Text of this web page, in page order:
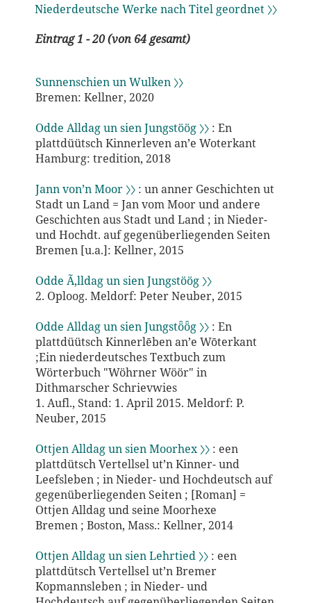
Niederdeutsche Werke nach Titel geordnet 〉〉
Eintrag 1 - 20 (von 64 gesamt)
Sunnenschien un Wulken 〉〉
Bremen: Kellner, 2020
Odde Alldag un sien Jungstöög 〉〉: En
plattdüütsch Kinnerleven an’e Woterkant
Hamburg: tredition, 2018
Jann von’n Moor 〉〉: un anner Geschichten ut
Stadt un Land = Jan vom Moor und andere
Geschichten aus Stadt und Land ; in Nieder-
und Hochdt. auf gegenüberliegenden Seiten
Bremen [u.a.]: Kellner, 2015
Odde Ã‚lldag un sien Jungstöög 〉〉
2. Oploog. Meldorf: Peter Neuber, 2015
Odde Alldag un sien Jungstȫȫg 〉〉: En
plattdüütsch Kinnerlēben an’e Wōterkant
;Ein niederdeutsches Textbuch zum
Wörterbuch "Wöhrner Wöör" in
Dithmarscher Schrievwies
1. Aufl., Stand: 1. April 2015. Meldorf: P.
Neuber, 2015
Ottjen Alldag un sien Moorhex 〉〉: een
plattdütsch Vertellsel ut’n Kinner- und
Leefsleben ; in Nieder- und Hochdeutsch auf
gegenüberliegenden Seiten ; [Roman] =
Ottjen Alldag und seine Moorhexe
Bremen ; Boston, Mass.: Kellner, 2014
Ottjen Alldag un sien Lehrtied 〉〉: een
plattdütsch Vertellsel ut’n Bremer
Kopmannsleben ; in Nieder- und